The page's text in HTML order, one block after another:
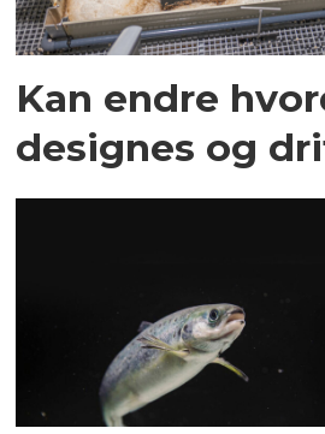
Kan endre
designes og